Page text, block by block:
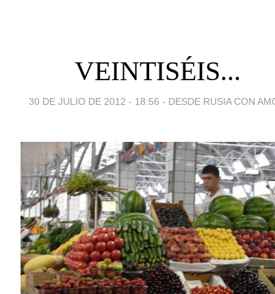
VEINTISÉIS...
30 DE JULIO DE 2012 - 18:56 - DESDE RUSIA CON